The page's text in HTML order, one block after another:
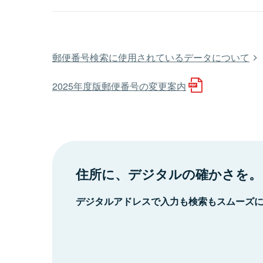
郵便番号検索に使用されているデータについて
2025年度版郵便番号の変更案内
住所に、デジタルの確かさを。
デジタルアドレスで入力も検索もスムーズ